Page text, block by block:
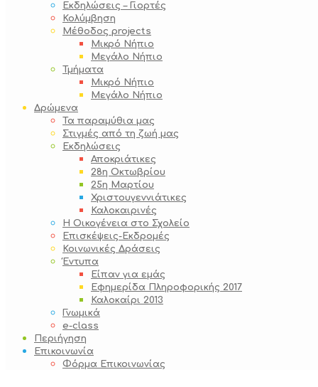
Εκδηλώσεις – Γιορτές
Κολύμβηση
Μέθοδος projects
Μικρό Νήπιο
Μεγάλο Νήπιο
Τμήματα
Μικρό Νήπιο
Μεγάλο Νήπιο
Δρώμενα
Τα παραμύθια μας
Στιγμές από τη ζωή μας
Εκδηλώσεις
Αποκριάτικες
28η Οκτωβρίου
25η Μαρτίου
Χριστουγεννιάτικες
Καλοκαιρινές
Η Οικογένεια στο Σχολείο
Επισκέψεις-Εκδρομές
Κοινωνικές Δράσεις
Έντυπα
Είπαν για εμάς
Εφημερίδα Πληροφορικής 2017
Καλοκαίρι 2013
Γνωμικά
e-class
Περιήγηση
Επικοινωνία
Φόρμα Επικοινωνίας